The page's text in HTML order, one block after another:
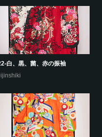
白、黒、菌、赤の振袖